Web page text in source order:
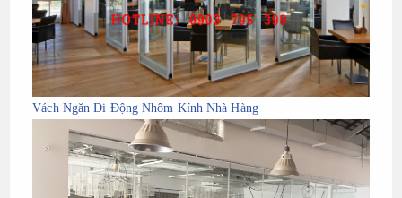
Vách Ngăn Di Động Nhôm Kính Nhà Hàng